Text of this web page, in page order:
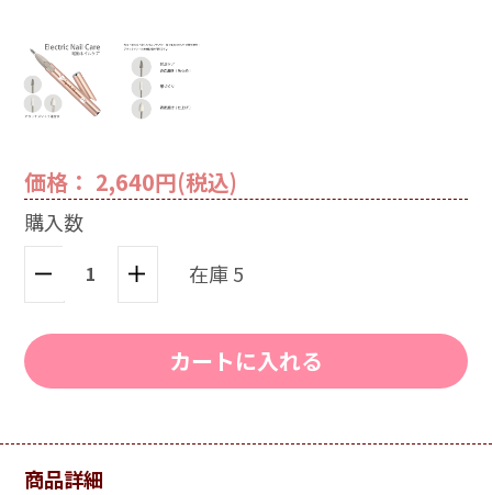
価格： 2,640円(税込)
購入数
在庫 5
カートに入れる
商品詳細